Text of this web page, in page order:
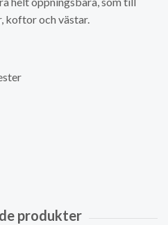
koftor och västar.